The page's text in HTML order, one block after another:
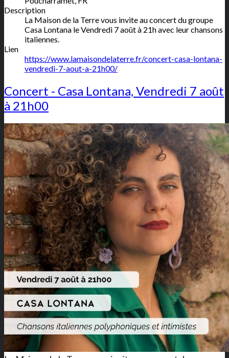
Description
La Maison de la Terre vous invite au concert du groupe
Casa Lontana le Vendredi 7 août à 21h avec leur chansons
italiennes.
Lien
https://www.lamaisondelaterre.fr/concert-casa-lontana-
vendredi-7-aout-a-21h00/
Concert - Casa Lontana, Vendredi 7 août
à 21h00